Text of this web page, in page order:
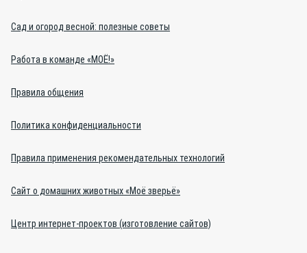
Сад и огород весной: полезные советы
Работа в команде «МОЁ!»
Правила общения
Политика конфиденциальности
Правила применения рекомендательных технологий
Сайт о домашних животных «Моё зверьё»
Центр интернет-проектов (изготовление сайтов)